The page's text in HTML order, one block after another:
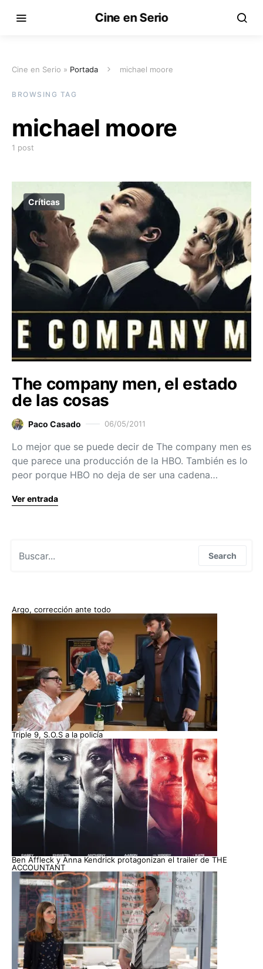
Cine en Serio
Cine en Serio » Portada michael moore
BROWSING TAG
michael moore
1 post
Críticas
The company men, el estado
de las cosas
Paco Casado 06/05/2011
Lo mejor que se puede decir de The company men es
que parece una producción de la HBO. También es lo
peor porque HBO no deja de ser una cadena…
Ver entrada
Search
Argo, corrección ante todo
Triple 9, S.O.S a la policía
Ben Affleck y Anna Kendrick protagonizan el trailer de THE
ACCOUNTANT